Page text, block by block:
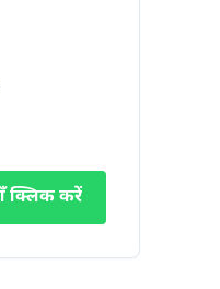
क्लिक करें